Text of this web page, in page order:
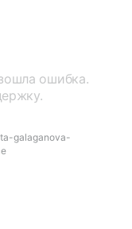
ошибка.
galaganova-